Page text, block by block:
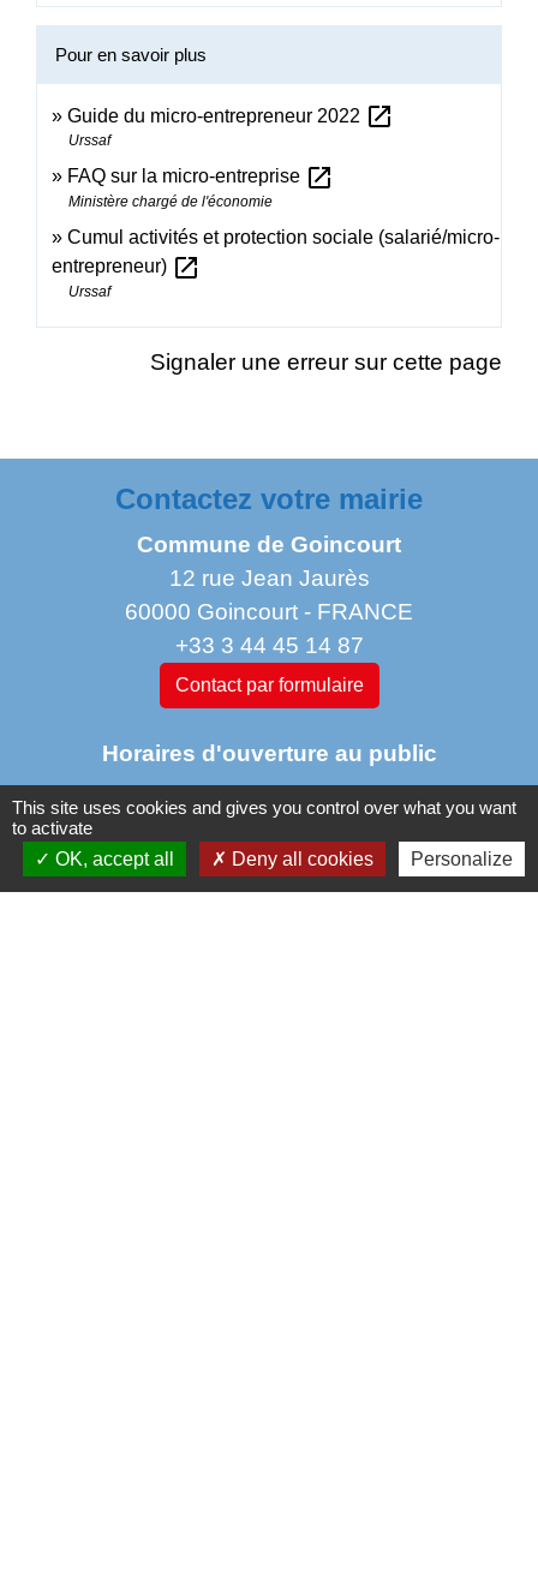
Pour en savoir plus
Guide du micro-entrepreneur 2022 open_in_new
Urssaf
FAQ sur la micro-entreprise open_in_new
Ministère chargé de l'économie
Cumul activités et protection sociale (salarié/micro-
entrepreneur) open_in_new
Urssaf
Signaler une erreur sur cette page
Contactez votre mairie
Commune de Goincourt
12 rue Jean Jaurès
60000 Goincourt - FRANCE
+33 3 44 45 14 87
Contact par formulaire
Horaires d'ouverture au public
Lundi : 11 h à 14 h
Mardi de 14 h à 18h
This site uses cookies and gives you control over what you want
to activate
OK, accept all
Deny all cookies Personalize